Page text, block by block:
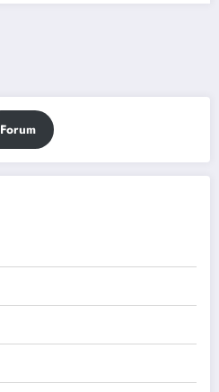
Forum